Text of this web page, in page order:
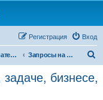
Вход
Регистрация
Для Пользователей Запросы на участие ( в деле, задаче, бизнесе, проблеме ).
и
бизнесе,